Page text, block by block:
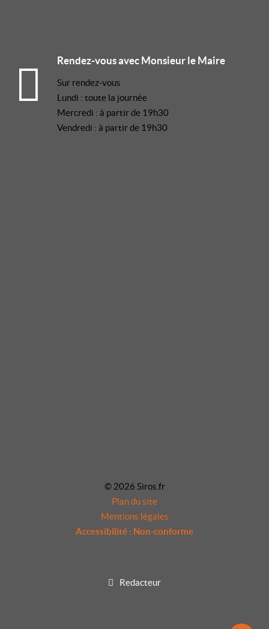
Rendez-vous avec Monsieur le Maire
Sur rendez-vous
Lundi : toute la journée
Mercredi : à partir de 19h30
Vendredi : à partir de 19h30
© 2026 Siros.fr
Plan du site
Mentions légales
Accessibilité : Non-conforme
Redacteur